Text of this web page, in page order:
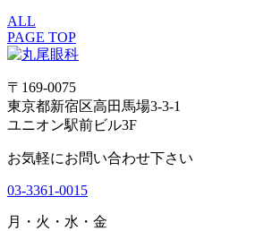
ALL
PAGE TOP
〒169-0075
東京都新宿区高田馬場3-3-1
ユニオン駅前ビル3F
お気軽にお問い合わせ下さい
03-3361-0015
月・火・水・金